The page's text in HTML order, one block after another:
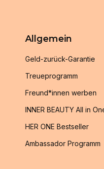
Allgemein
Geld-zurück-Garantie
Treueprogramm
Freund*innen werben
INNER BEAUTY All in
HER ONE Bestseller
Ambassador Programm